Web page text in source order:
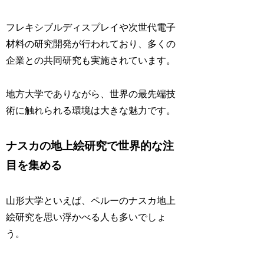
フレキシブルディスプレイや次世代電子
材料の研究開発が行われており、多くの
企業との共同研究も実施されています。
地方大学でありながら、世界の最先端技
術に触れられる環境は大きな魅力です。
ナスカの地上絵研究で世界的な注
目を集める
山形大学といえば、ペルーのナスカ地上
絵研究を思い浮かべる人も多いでしょ
う。